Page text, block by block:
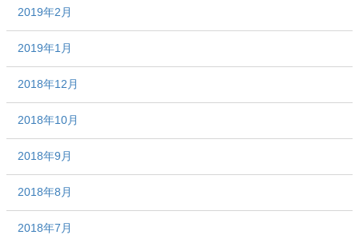
2019年2月
2019年1月
2018年12月
2018年10月
2018年9月
2018年8月
2018年7月